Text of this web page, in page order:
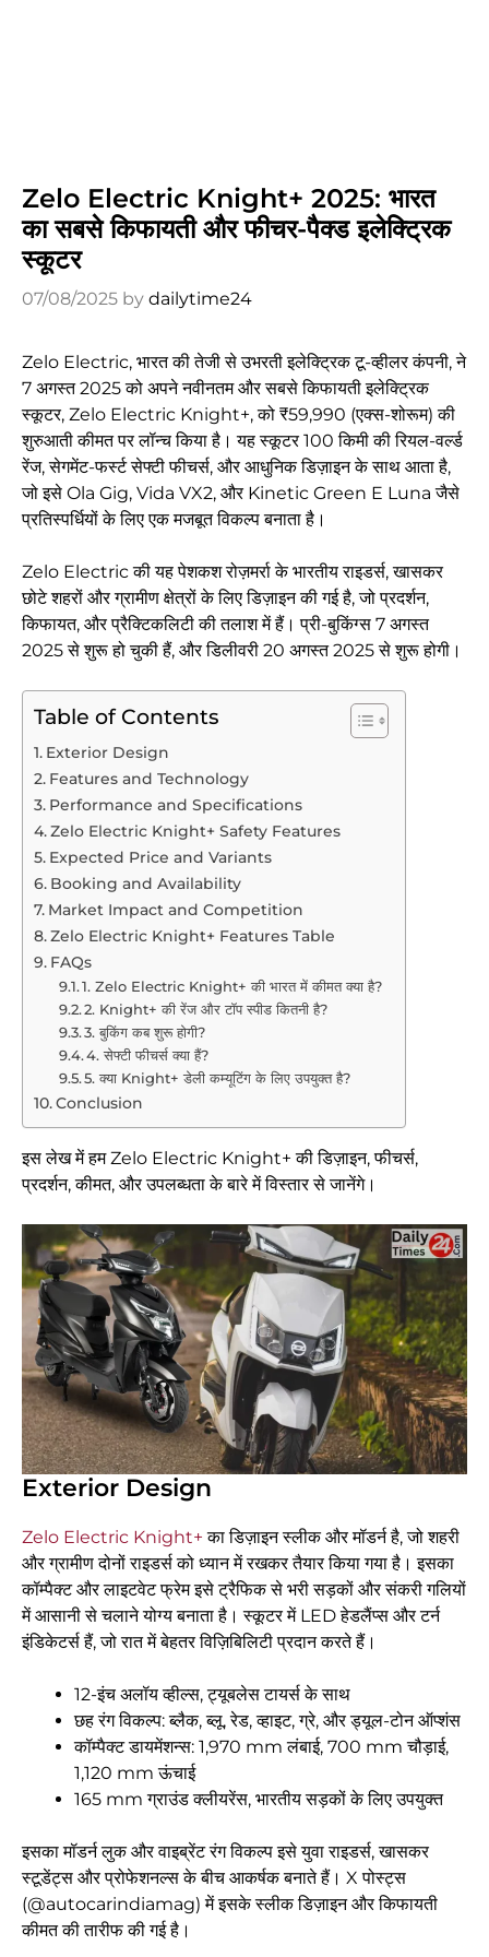
Zelo Electric Knight+ 2025: भारत
का सबसे किफायती और फीचर-पैक्ड इलेक्ट्रिक
स्कूटर
07/08/2025 by dailytime24
Zelo Electric, भारत की तेजी से उभरती इलेक्ट्रिक टू-व्हीलर कंपनी, ने
7 अगस्त 2025 को अपने नवीनतम और सबसे किफायती इलेक्ट्रिक
स्कूटर, Zelo Electric Knight+, को ₹59,990 (एक्स-शोरूम) की
शुरुआती कीमत पर लॉन्च किया है। यह स्कूटर 100 किमी की रियल-वर्ल्ड
रेंज, सेगमेंट-फर्स्ट सेफ्टी फीचर्स, और आधुनिक डिज़ाइन के साथ आता है,
जो इसे Ola Gig, Vida VX2, और Kinetic Green E Luna जैसे
प्रतिस्पर्धियों के लिए एक मजबूत विकल्प बनाता है।
Zelo Electric की यह पेशकश रोज़मर्रा के भारतीय राइडर्स, खासकर
छोटे शहरों और ग्रामीण क्षेत्रों के लिए डिज़ाइन की गई है, जो प्रदर्शन,
किफायत, और प्रैक्टिकलिटी की तलाश में हैं। प्री-बुकिंग्स 7 अगस्त
2025 से शुरू हो चुकी हैं, और डिलीवरी 20 अगस्त 2025 से शुरू होगी।
Table of Contents
Exterior Design
Features and Technology
Performance and Specifications
Zelo Electric Knight+ Safety Features
Expected Price and Variants
Booking and Availability
Market Impact and Competition
Zelo Electric Knight+ Features Table
FAQs
1. Zelo Electric Knight+ की भारत में कीमत क्या है?
2. Knight+ की रेंज और टॉप स्पीड कितनी है?
3. बुकिंग कब शुरू होगी?
4. सेफ्टी फीचर्स क्या हैं?
5. क्या Knight+ डेली कम्यूटिंग के लिए उपयुक्त है?
Conclusion
इस लेख में हम Zelo Electric Knight+ की डिज़ाइन, फीचर्स,
प्रदर्शन, कीमत, और उपलब्धता के बारे में विस्तार से जानेंगे।
Exterior Design
Zelo Electric Knight+ का डिज़ाइन स्लीक और मॉडर्न है, जो शहरी
और ग्रामीण दोनों राइडर्स को ध्यान में रखकर तैयार किया गया है। इसका
कॉम्पैक्ट और लाइटवेट फ्रेम इसे ट्रैफिक से भरी सड़कों और संकरी गलियों
में आसानी से चलाने योग्य बनाता है। स्कूटर में LED हेडलैंप्स और टर्न
इंडिकेटर्स हैं, जो रात में बेहतर विज़िबिलिटी प्रदान करते हैं।
12-इंच अलॉय व्हील्स, ट्यूबलेस टायर्स के साथ
छह रंग विकल्प: ब्लैक, ब्लू, रेड, व्हाइट, ग्रे, और ड्यूल-टोन ऑप्शंस
कॉम्पैक्ट डायमेंशन्स: 1,970 mm लंबाई, 700 mm चौड़ाई,
1,120 mm ऊंचाई
165 mm ग्राउंड क्लीयरेंस, भारतीय सड़कों के लिए उपयुक्त
इसका मॉडर्न लुक और वाइब्रेंट रंग विकल्प इसे युवा राइडर्स, खासकर
स्टूडेंट्स और प्रोफेशनल्स के बीच आकर्षक बनाते हैं। X पोस्ट्स
(@autocarindiamag) में इसके स्लीक डिज़ाइन और किफायती
कीमत की तारीफ की गई है।